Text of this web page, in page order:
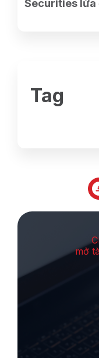
Securities lừa
Tag
mở